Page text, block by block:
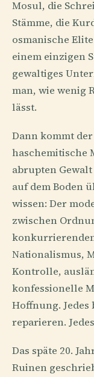
Mosul, die
Stämme, die
osmanische
einem einzigen
gewaltiges
man, wie wenig
lässt.
Dann kommt
haschemitische
abrupten
auf dem Boden
wissen: Der
zwischen
Nationalismus,
Kontrolle,
konfessionelle
Hoffnung.
reparieren.
Das späte 20.
Ruinen